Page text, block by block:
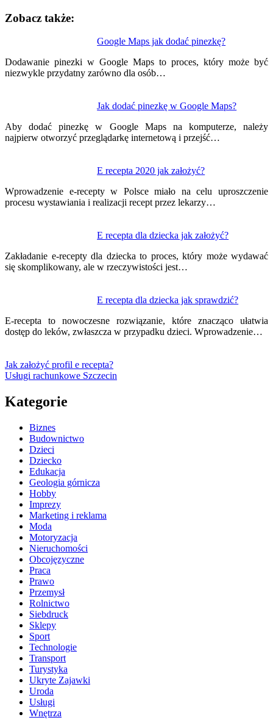
Zobacz także:
Google Maps jak dodać pinezkę?
Dodawanie pinezki w Google Maps to proces, który może być
niezwykle przydatny zarówno dla osób…
Jak dodać pinezkę w Google Maps?
Aby dodać pinezkę w Google Maps na komputerze, należy
najpierw otworzyć przeglądarkę internetową i przejść…
E recepta 2020 jak założyć?
Wprowadzenie e-recepty w Polsce miało na celu uproszczenie
procesu wystawiania i realizacji recept przez lekarzy…
E recepta dla dziecka jak założyć?
Zakładanie e-recepty dla dziecka to proces, który może wydawać
się skomplikowany, ale w rzeczywistości jest…
E recepta dla dziecka jak sprawdzić?
E-recepta to nowoczesne rozwiązanie, które znacząco ułatwia
dostęp do leków, zwłaszcza w przypadku dzieci. Wprowadzenie…
wpisu
Jak założyć profil e recepta?
Usługi rachunkowe Szczecin
Kategorie
Biznes
Budownictwo
Dzieci
Dziecko
Edukacja
Geologia górnicza
Hobby
Imprezy
Marketing i reklama
Moda
Motoryzacja
Nieruchomości
Obcojęzyczne
Praca
Prawo
Przemysł
Rolnictwo
Siebdruck
Sklepy
Sport
Technologie
Transport
Turystyka
Ukryte Zajawki
Uroda
Usługi
Wnętrza